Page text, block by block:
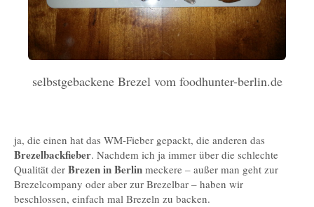
selbstgebackene Brezel vom foodhunter-berlin.de
ja, die einen hat das WM-Fieber gepackt, die anderen das
Brezelbackfieber. Nachdem ich ja immer über die schlechte
Qualität der Brezen in Berlin meckere – außer man geht zur
Brezelcompany oder aber zur Brezelbar – haben wir
beschlossen, einfach mal Brezeln zu backen.